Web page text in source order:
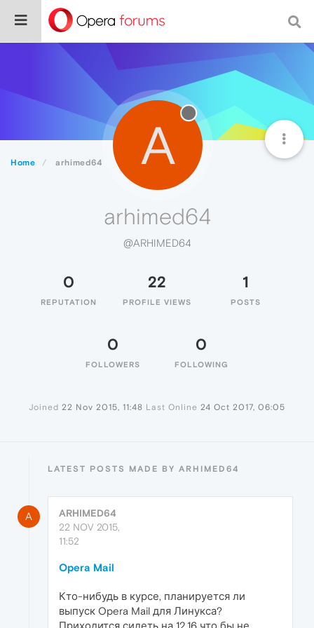
Home arhimed64 A
arhimed64
@ARHIMED64
0
REPUTATION
22
PROFILE VIEWS
1
POSTS
0
FOLLOWERS
0
FOLLOWING
Joined 22 Nov 2015, 11:48 Last Online 24 Oct 2017, 06:05
LATEST POSTS MADE BY ARHIMED64
A
ARHIMED64
22 NOV 2015,
11:52
Opera Mail
Кто-нибудь в курсе, планируется ли
выпуск Opera Mail для Линукса?